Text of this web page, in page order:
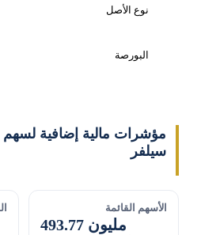
نوع الأصل
البورصة
مؤشرات مالية إضافية
سيلفر
الأسهم القائمة
493.77 مليون